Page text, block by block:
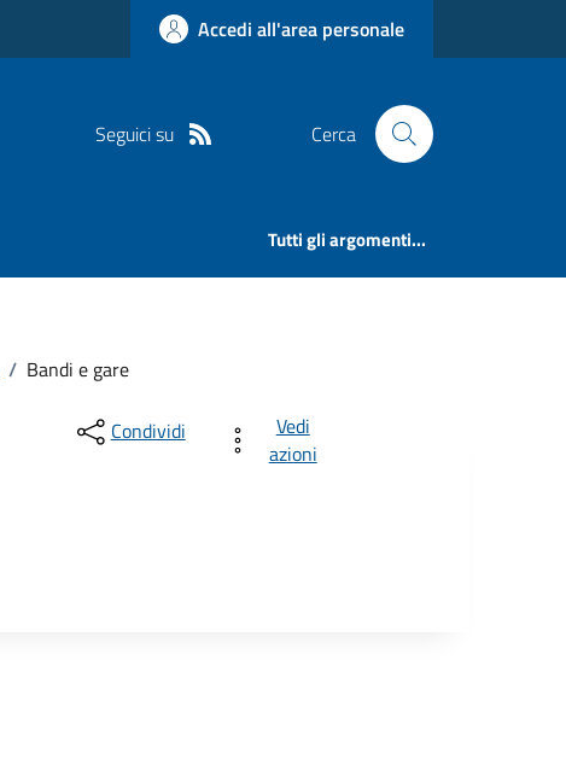
Accedi all'area personale
Seguici su Cerca
Tutti gli argomenti...
/ Bandi e gare
Condividi
Vedi
azioni